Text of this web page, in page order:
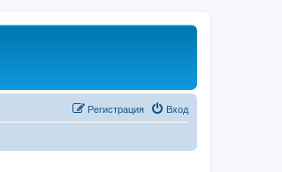
Вход
Регистрация